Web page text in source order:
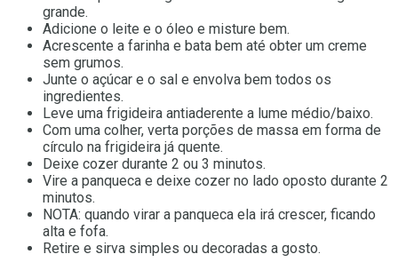
grande.
Adicione o leite e o óleo e misture bem.
Acrescente a farinha e bata bem até obter um creme
sem grumos.
Junte o açúcar e o sal e envolva bem todos os
ingredientes.
Leve uma frigideira antiaderente a lume médio/baixo.
Com uma colher, verta porções de massa em forma de
círculo na frigideira já quente.
Deixe cozer durante 2 ou 3 minutos.
Vire a panqueca e deixe cozer no lado oposto durante 2
minutos.
NOTA: quando virar a panqueca ela irá crescer, ficando
alta e fofa.
Retire e sirva simples ou decoradas a gosto.